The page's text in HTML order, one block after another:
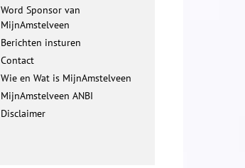
Word Sponsor van
MijnAmstelveen
Berichten insturen
Contact
Wie en Wat is MijnAmstelveen
MijnAmstelveen ANBI
Disclaimer